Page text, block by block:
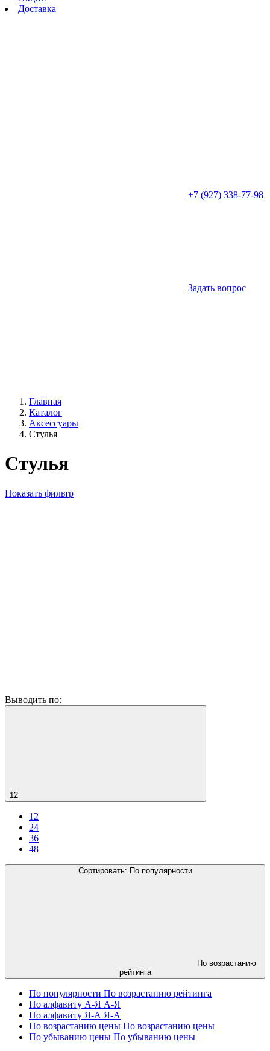
Доставка
+7 (927) 338-77-98
Задать вопрос
Главная
Каталог
Аксессуары
Стулья
Стулья
Показать фильтр
Выводить по:
12
12
24
36
48
Сортировать: По популярности
По возрастанию
рейтинга
По популярности По возрастанию рейтинга
По алфавиту А-Я А-Я
По алфавиту Я-А Я-А
По возрастанию цены По возрастанию цены
По убыванию цены По убыванию цены